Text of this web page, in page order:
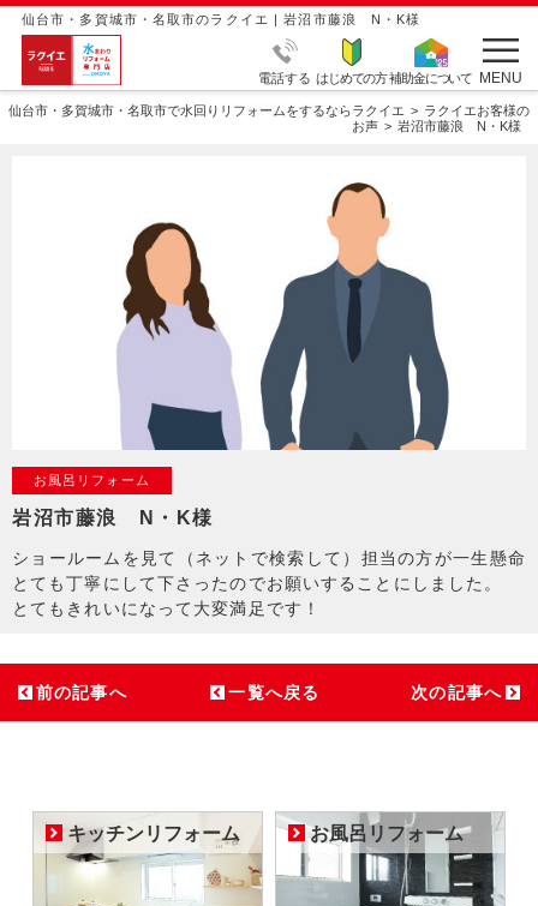
仙台市・多賀城市・名取市のラクイエ | 岩沼市藤浪 N・K様
電話する はじめての方補助金について MENU
仙台市・多賀城市・名取市で水回りリフォームをするならラクイエ
ラクイエお客様の
お声
岩沼市藤浪 N・K様
お風呂リフォーム
岩沼市藤浪 N・K様
ショールームを見て（ネットで検索して）担当の方が一生懸命
とても丁寧にして下さったのでお願いすることにしました。
とてもきれいになって大変満足です！
前の記事へ 一覧へ戻る 次の記事へ
キッチンリフォーム お風呂リフォーム